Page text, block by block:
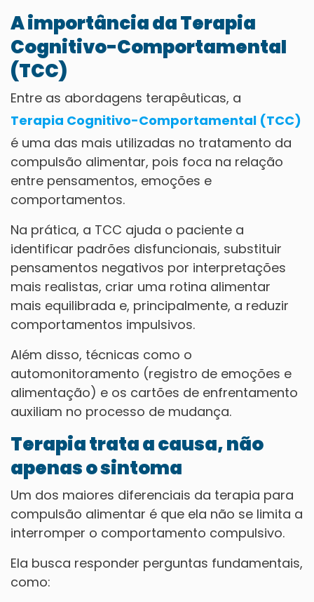
A importância da Terapia
Cognitivo-Comportamental
(TCC)
Entre as abordagens terapêuticas, a
Terapia Cognitivo-Comportamental (TCC)
é uma das mais utilizadas no tratamento da
compulsão alimentar, pois foca na relação
entre pensamentos, emoções e
comportamentos.
Na prática, a TCC ajuda o paciente a
identificar padrões disfuncionais, substituir
pensamentos negativos por interpretações
mais realistas, criar uma rotina alimentar
mais equilibrada e, principalmente, a reduzir
comportamentos impulsivos.
Além disso, técnicas como o
automonitoramento (registro de emoções e
alimentação) e os cartões de enfrentamento
auxiliam no processo de mudança.
Terapia trata a causa, não
apenas o sintoma
Um dos maiores diferenciais da terapia para
compulsão alimentar é que ela não se limita a
interromper o comportamento compulsivo.
Ela busca responder perguntas fundamentais,
como: